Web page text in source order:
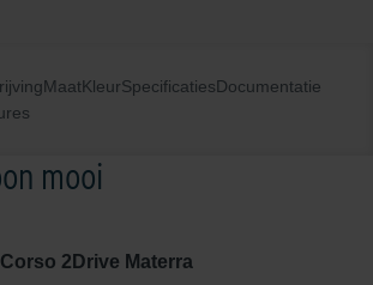
MaatKleurSpecificatiesDocumentatie
mooi
2Drive Materra